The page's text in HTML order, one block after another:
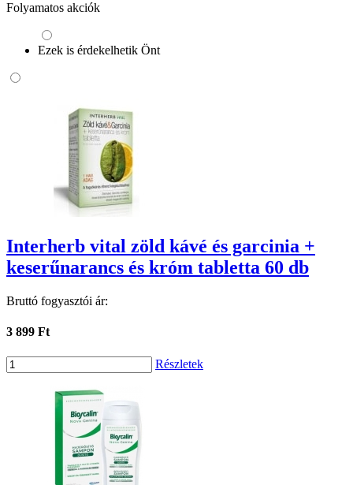
Folyamatos akciók
Ezek is érdekelhetik Önt
Interherb vital zöld kávé és garcinia +
keserűnarancs és króm tabletta 60 db
Bruttó fogyasztói ár:
3 899 Ft
Részletek